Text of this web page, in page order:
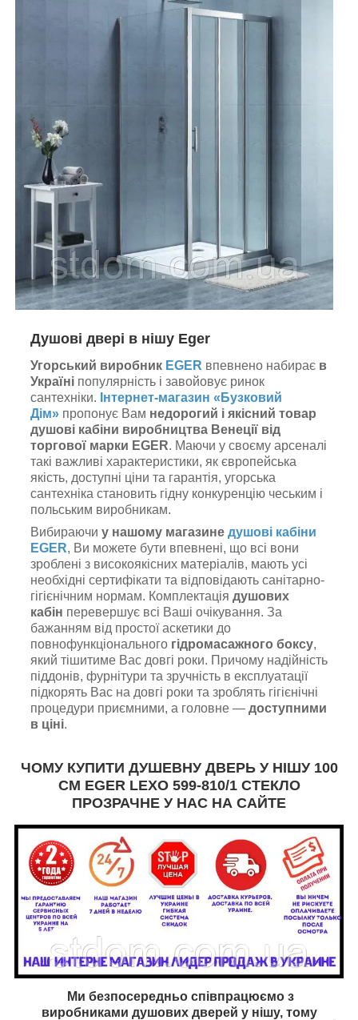
Душові двері в нішу Eger
Угорський виробник EGER впевнено набирає в
Україні популярність і завойовує ринок
сантехніки. Інтернет-магазин «Бузковий
Дім» пропонує Вам недорогий і якісний товар
душові кабіни виробництва Венеції від
торгової марки EGER. Маючи у своєму арсеналі
такі важливі характеристики, як європейська
якість, доступні ціни та гарантія, угорська
сантехніка становить гідну конкуренцію чеським і
польським виробникам.
Вибираючи у нашому магазине душові кабіни
EGER, Ви можете бути впевнені, що всі вони
зроблені з високоякісних матеріалів, мають усі
необхідні сертифікати та відповідають санітарно-
гігієнічним нормам. Комплектація душових
кабін перевершує всі Ваші очікування. За
бажанням від простої аскетики до
повнофункціонального гідромасажного боксу,
який тішитиме Вас довгі роки. Причому надійність
піддонів, фурнітури та зручність в експлуатації
підкорять Вас на довгі роки та зроблять гігієнічні
процедури приємними, а головне — доступними
в ціні.
ЧОМУ КУПИТИ ДУШЕВНУ ДВЕРЬ У НІШУ 100
СМ EGER LEXO 599-810/1 СТЕКЛО
ПРОЗРАЧНЕ У НАС НА САЙТЕ
Ми безпосередньо співпрацюємо з
виробниками душових дверей у нішу, тому